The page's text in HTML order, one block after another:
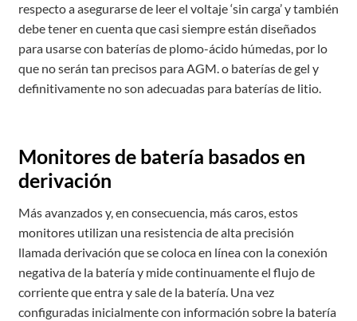
respecto a asegurarse de leer el voltaje ‘sin carga’ y también
debe tener en cuenta que casi siempre están diseñados
para usarse con baterías de plomo-ácido húmedas, por lo
que no serán tan precisos para AGM. o baterías de gel y
definitivamente no son adecuadas para baterías de litio.
Monitores de batería basados ​​en
derivación
Más avanzados y, en consecuencia, más caros, estos
monitores utilizan una resistencia de alta precisión
llamada derivación que se coloca en línea con la conexión
negativa de la batería y mide continuamente el flujo de
corriente que entra y sale de la batería. Una vez
configuradas inicialmente con información sobre la batería